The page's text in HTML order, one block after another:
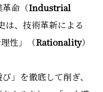
革命（Industrial
は、技術革新による
性」（Rationality）
」を徹底して削ぎ、